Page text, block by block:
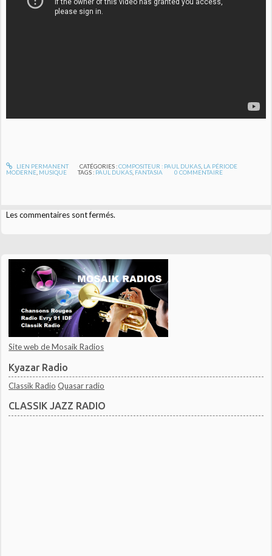
LIEN PERMANENT CATÉGORIES :COMPOSITEUR : PAUL DUKAS, LA PÉRIODE
MODERNE MUSIQUE TAGS : PAUL DUKAS FANTASIA 0 COMMENTAIRE
Les commentaires sont fermés.
Site web de Mosaik Radios
Kyazar Radio
Classik Radio Quasar radio
CLASSIK JAZZ RADIO